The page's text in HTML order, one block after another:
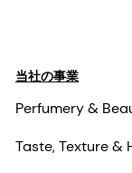
当社の事業
Perfumery &
Taste, Texture &